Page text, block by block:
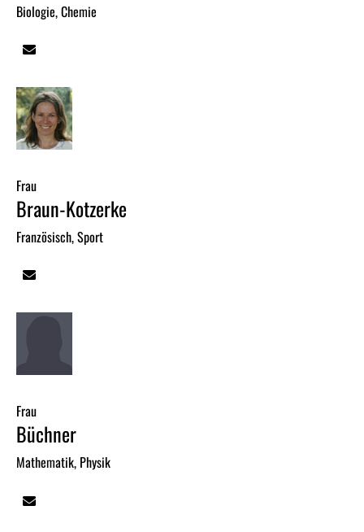
Biologie, Chemie
Frau
Braun-Kotzerke
Französisch, Sport
Frau
Büchner
Mathematik, Physik